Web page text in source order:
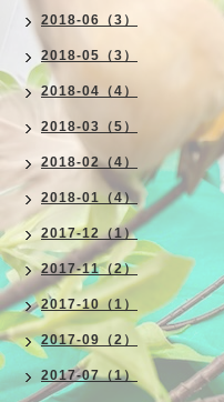
2018-06（3）
2018-05（3）
2018-04（4）
2018-03（5）
2018-02（4）
2018-01（4）
2017-12（1）
2017-11（2）
2017-10（1）
2017-09（2）
2017-07（1）